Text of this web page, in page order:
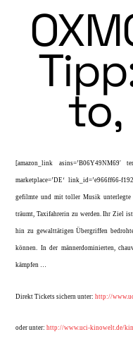
to,
[amazon_link asins=’B06Y49NM69′
marketplace=’DE‘ link_id=’e966ff66-
gefilmte und mit tol­ler Musik unterlegte
träumt, Taxifahrerin zu werden. Ihr Ziel
hin zu gewalttätigen Übergriffen
können. In der männer­dominierten,
kämpfen …
Direkt Tickets sichern unter:http://
oder unter:http://www.uci-kinowelt.de/